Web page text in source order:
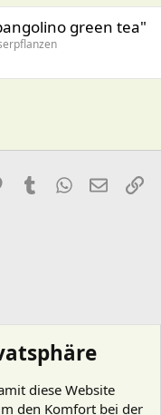
green tea"
PinterestTumblr WhatsApp
E-Mail
diese Website
den Komfort bei der